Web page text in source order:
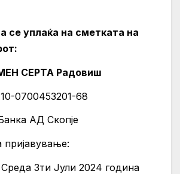
се уплаќа на сметката на
СЕРТА Радовиш
0700453201-68
АД Скопје
пријавување:
3ти Јули 2024 година